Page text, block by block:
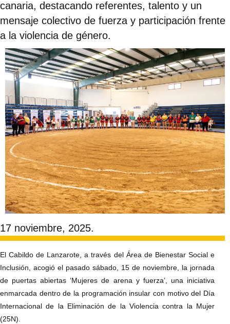
canaria, destacando referentes, talento y un
mensaje colectivo de fuerza y participación frente
a la violencia de género.
17 noviembre, 2025.
El Cabildo de Lanzarote, a través del Área de Bienestar Social e
Inclusión, acogió el pasado sábado, 15 de noviembre, la jornada
de puertas abiertas ‘Mujeres de arena y fuerza’, una iniciativa
enmarcada dentro de la programación insular con motivo del Día
Internacional de la Eliminación de la Violencia contra la Mujer
(25N).